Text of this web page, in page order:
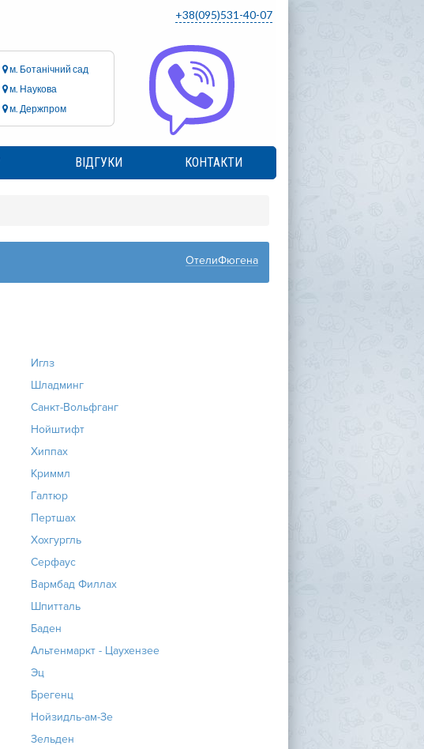
+38(095)531-40-07
м. Ботанічний сад
м. Наукова
м. Держпром
ВІДГУКИ КОНТАКТИ
ОтелиФюгена
Иглз
Шладминг
Санкт-Вольфганг
Нойштифт
Хиппах
Криммл
Галтюр
Пертшах
Хохгургль
Серфаус
Вармбад Филлах
Шпитталь
Баден
Альтенмаркт - Цаухензее
Эц
Брегенц
Нойзидль-ам-Зе
Зельден